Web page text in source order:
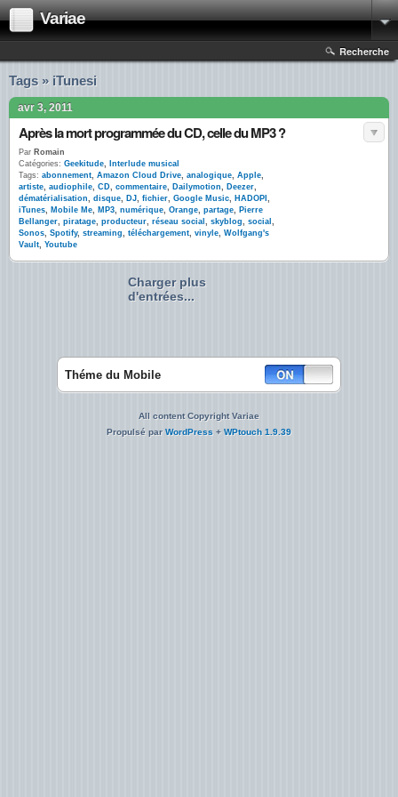
Variae
Recherche
Tags » iTunesi
avr 3, 2011
Après la mort programmée du CD, celle du MP3 ?
Par Romain
Catégories: Geekitude,
Interlude musical
Tags: abonnement, Amazon Cloud Drive, analogique, Apple,
artiste, audiophile, CD, commentaire, Dailymotion, Deezer,
dématérialisation, disque, DJ, fichier, Google Music, HADOPI ,
iTunes, Mobile Me, MP3, numérique, Orange, partage, Pierre
Bellanger, piratage, producteur, réseau social , skyblog, social ,
Sonos, Spotify, streaming, téléchargement, vinyle, Wolfgang's
Vault, Youtube
Charger plus
d'entrées...
Théme du Mobile
All content Copyright Variae
Propulsé parWordPress + WPtouch 1.9.39